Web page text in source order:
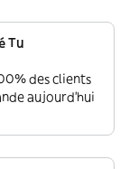
Tu
des clients
aujourd'hui